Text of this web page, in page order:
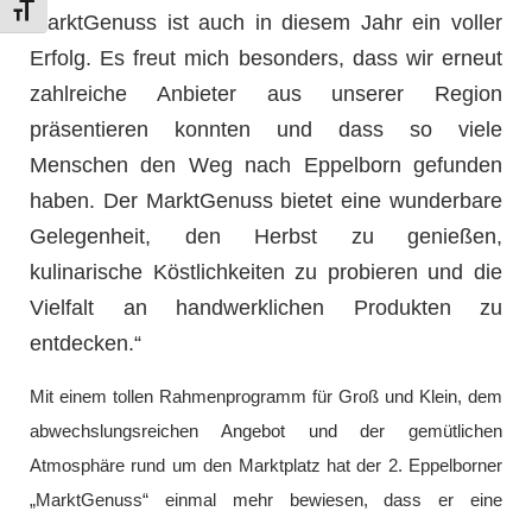
Schrift vergrößern
MarktGenuss ist auch in diesem Jahr ein voller
Erfolg. Es freut mich besonders, dass wir erneut
zahlreiche Anbieter aus unserer Region
präsentieren konnten und dass so viele
Menschen den Weg nach Eppelborn gefunden
haben. Der MarktGenuss bietet eine wunderbare
Gelegenheit, den Herbst zu genießen,
kulinarische Köstlichkeiten zu probieren und die
Vielfalt an handwerklichen Produkten zu
entdecken.“
Mit einem tollen Rahmenprogramm für Groß und Klein, dem
abwechslungsreichen Angebot und der gemütlichen
Atmosphäre rund um den Marktplatz hat der 2. Eppelborner
„MarktGenuss“ einmal mehr bewiesen, dass er eine